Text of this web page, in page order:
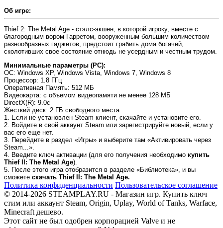
Об игре:
Thief 2: The Metal Age - стэлс-экшен, в которой игроку, вместе с
благородным вором Гарретом, вооруженным большим количеством
разнообразных гаджетов, предстоит грабить дома богачей,
сколотивших свое состояние отнюдь не усердным и честным трудом.
Минимальные параметры (PC):
OC: Windows XP, Windows Vista, Windows 7, Windows 8
Процессор: 1.8 ГГц
Оперативная Память: 512 MБ
Видеокарта: с объемом видеопамяти не менее 128 МБ
DirectX(R): 9.0c
Жесткий диск: 2 ГБ свободного места
1. Если не установлен Steam клиент, скачайте и установите его.
2. Войдите в свой аккаунт Steam или зарегистрируйте новый, если у
вас его еще нет.
3. Перейдите в раздел «Игры» и выберите там «Активировать через
Steam...».
4. Введите ключ активации (для его получения необходимо купить
Thief II: The Metal Age).
5. После этого игра отобразится в разделе «Библиотека», и вы
сможете скачать Thief II: The Metal Age.
Политика конфиденциальности Пользовательское соглашение
© 2014-2026 STEAMPLAY.RU - Магазин игр. Купить ключ
стим или аккаунт Steam, Origin, Uplay, World of Tanks, Warface,
Minecraft дешево.
Этот сайт не был одобрен корпорацией Valve и не